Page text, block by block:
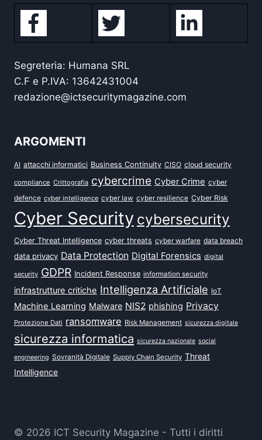
Segreteria: Humana SRL
C.F e P.IVA: 13642431004
redazione@ictsecuritymagazine.com
ARGOMENTI
AI attacchi informatici Business Continuity CISO cloud security
compliance Crittografia cybercrime Cyber Crime cyber
defence cyber intelligence cyber law cyber resilience Cyber Risk
Cyber Security cybersecurity
Cyber Threat Intelligence cyber threats cyber warfare data breach
data privacy Data Protection Digital Forensics digital
security GDPR Incident Response information security
infrastrutture critiche Intelligenza Artificiale IoT
Machine Learning Malware NIS2 phishing Privacy
Protezione Dati ransomware Risk Management sicurezza digitale
sicurezza informatica sicurezza nazionale social
engineering Sovranità Digitale Supply Chain Security Threat
Intelligence
© 2026 ICT Security Magazine - Tutti i diritti